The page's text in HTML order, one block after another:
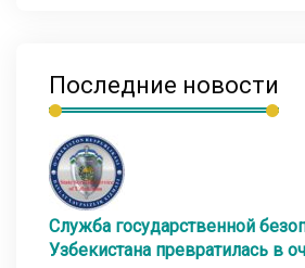
Последние новости
Служба государственной
Узбекистана превратилась в